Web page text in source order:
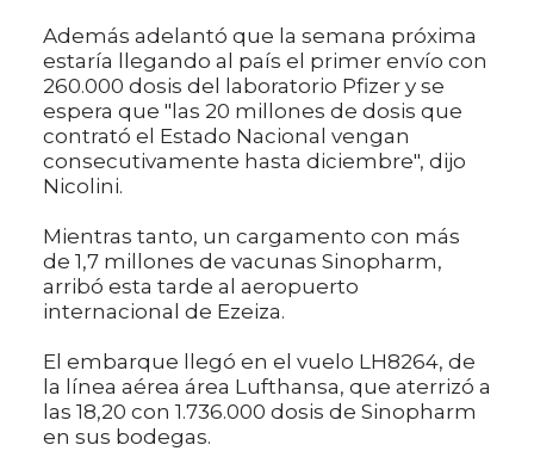
Además adelantó que la semana próxima
estaría llegando al país el primer envío con
260.000 dosis del laboratorio Pfizer y se
espera que "las 20 millones de dosis que
contrató el Estado Nacional vengan
consecutivamente hasta diciembre", dijo
Nicolini.
Mientras tanto, un cargamento con más
de 1,7 millones de vacunas Sinopharm,
arribó esta tarde al aeropuerto
internacional de Ezeiza.
El embarque llegó en el vuelo LH8264, de
la línea aérea área Lufthansa, que aterrizó a
las 18,20 con 1.736.000 dosis de Sinopharm
en sus bodegas.